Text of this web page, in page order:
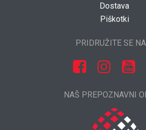
Dostava
Piškotki
PRIDRUŽITE SE
NAŠ PREPOZNAVNI